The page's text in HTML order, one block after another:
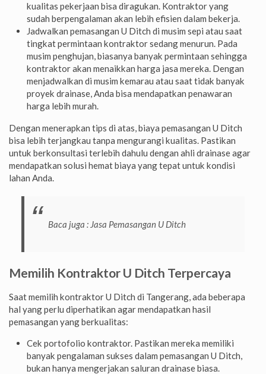
kualitas pekerjaan bisa diragukan. Kontraktor yang
sudah berpengalaman akan lebih efisien dalam bekerja.
Jadwalkan pemasangan U Ditch di musim sepi atau saat
tingkat permintaan kontraktor sedang menurun. Pada
musim penghujan, biasanya banyak permintaan sehingga
kontraktor akan menaikkan harga jasa mereka. Dengan
menjadwalkan di musim kemarau atau saat tidak banyak
proyek drainase, Anda bisa mendapatkan penawaran
harga lebih murah.
Dengan menerapkan tips di atas, biaya pemasangan U Ditch
bisa lebih terjangkau tanpa mengurangi kualitas. Pastikan
untuk berkonsultasi terlebih dahulu dengan ahli drainase agar
mendapatkan solusi hemat biaya yang tepat untuk kondisi
lahan Anda.
Baca juga : Jasa Pemasangan U Ditch
Memilih Kontraktor U Ditch Terpercaya
Saat memilih kontraktor U Ditch di Tangerang, ada beberapa
hal yang perlu diperhatikan agar mendapatkan hasil
pemasangan yang berkualitas:
Cek portofolio kontraktor. Pastikan mereka memiliki
banyak pengalaman sukses dalam pemasangan U Ditch,
bukan hanya mengerjakan saluran drainase biasa.